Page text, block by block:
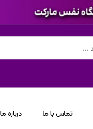
تماس با ما درباره ما